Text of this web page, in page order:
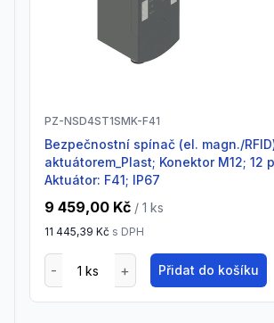
PZ-NSD4ST1SMK-F41
Bezpečnostní spínač (el. magn./RFID) s
aktuátorem_Plast; Konektor M12; 12
Aktuátor: F41; IP67
9 459,00 Kč / 1 ks
11 445,39 Kč s DPH
Přidat do košíku